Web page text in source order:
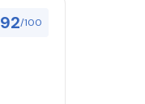
92/100